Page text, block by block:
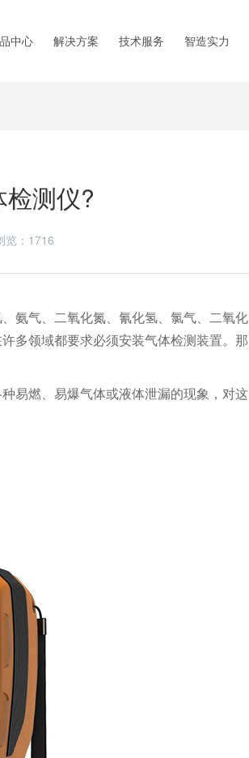
中心 解决方案 技术服务 智造实力
测仪?
： 1716
氨气、二氧化氮、氰化氢、氯气、二氧化
多领域都要求必须安装气体检测装置。那
易燃、易爆气体或液体泄漏的现象，对这